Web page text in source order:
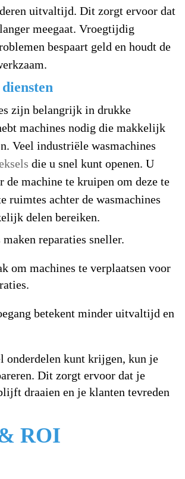
uitvaltijd. Dit zorgt ervoor dat
meegaat. Vroegtijdig
bespaart geld en houdt de
zijn belangrijk in drukke
machines nodig die makkelijk
Veel industriële wasmachines
die u snel kunt openen. U
de machine te kruipen om deze te
ruimtes achter de wasmachines
delen bereiken.
reparaties sneller.
om machines te verplaatsen voor
betekent minder uitvaltijd en
onderdelen kunt krijgen, kun je
Dit zorgt ervoor dat je
draaien en je klanten tevreden
ROI